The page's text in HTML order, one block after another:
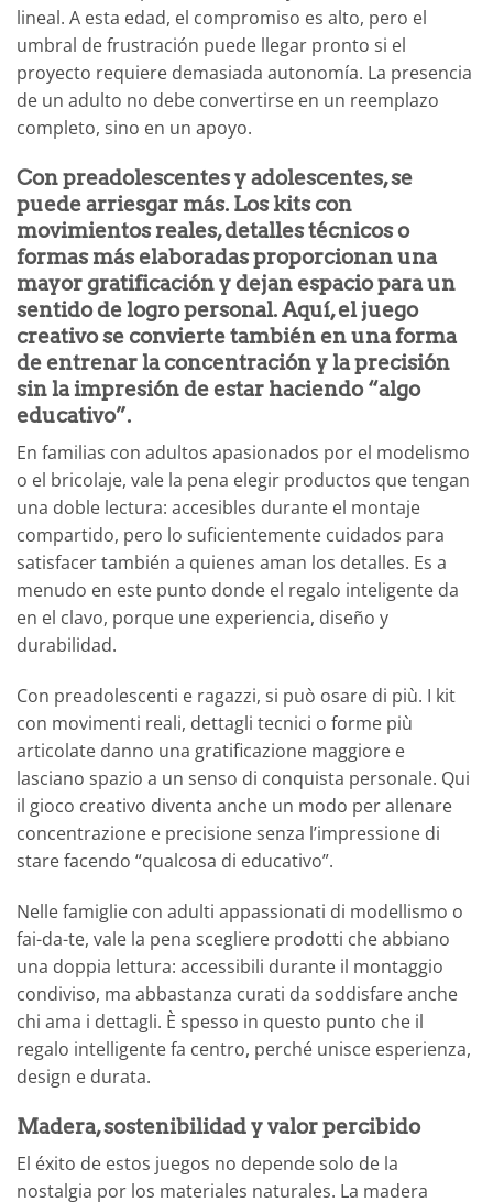
lineal. A esta edad, el compromiso es alto, pero el
umbral de frustración puede llegar pronto si el
proyecto requiere demasiada autonomía. La presencia
de un adulto no debe convertirse en un reemplazo
completo, sino en un apoyo.
Con preadolescentes y adolescentes, se
puede arriesgar más. Los kits con
movimientos reales, detalles técnicos o
formas más elaboradas proporcionan una
mayor gratificación y dejan espacio para un
sentido de logro personal. Aquí, el juego
creativo se convierte también en una forma
de entrenar la concentración y la precisión
sin la impresión de estar haciendo “algo
educativo”.
En familias con adultos apasionados por el modelismo
o el bricolaje, vale la pena elegir productos que tengan
una doble lectura: accesibles durante el montaje
compartido, pero lo suficientemente cuidados para
satisfacer también a quienes aman los detalles. Es a
menudo en este punto donde el regalo inteligente da
en el clavo, porque une experiencia, diseño y
durabilidad.
Con preadolescenti e ragazzi, si può osare di più. I kit
con movimenti reali, dettagli tecnici o forme più
articolate danno una gratificazione maggiore e
lasciano spazio a un senso di conquista personale. Qui
il gioco creativo diventa anche un modo per allenare
concentrazione e precisione senza l’impressione di
stare facendo “qualcosa di educativo”.
Nelle famiglie con adulti appassionati di modellismo o
fai-da-te, vale la pena scegliere prodotti che abbiano
una doppia lettura: accessibili durante il montaggio
condiviso, ma abbastanza curati da soddisfare anche
chi ama i dettagli. È spesso in questo punto che il
regalo intelligente fa centro, perché unisce esperienza,
design e durata.
Madera, sostenibilidad y valor percibido
El éxito de estos juegos no depende solo de la
nostalgia por los materiales naturales. La madera